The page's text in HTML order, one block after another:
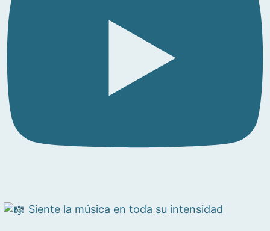
Siente la música en toda su intensidad